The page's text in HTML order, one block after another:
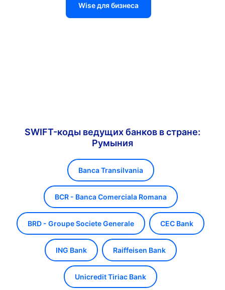
Wise для бизнеса
SWIFT-коды ведущих банков в стране:
Румыния
Banca Transilvania
BCR - Banca Comerciala Romana
BRD - Groupe Societe Generale CEC Bank
ING Bank Raiffeisen Bank
Unicredit Tiriac Bank